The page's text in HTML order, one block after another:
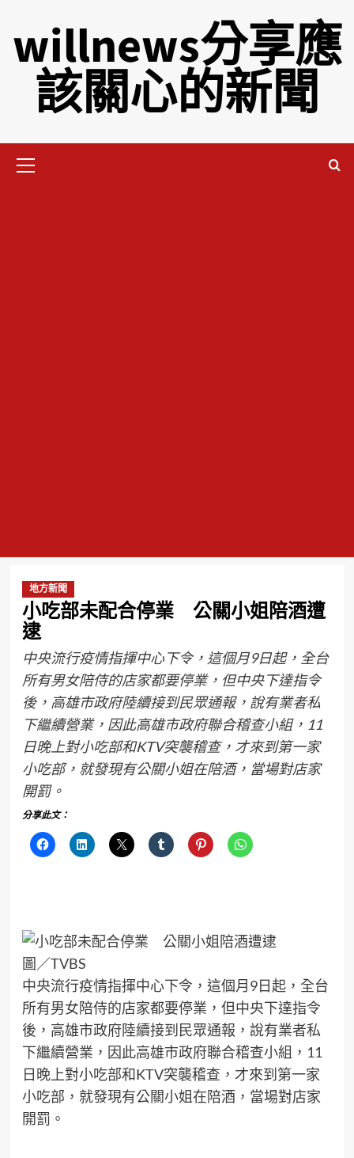
willnews分享應
該關心的新聞
地方新聞
小吃部未配合停業 公關小姐陪酒遭
逮
中央流行疫情指揮中心下令，這個月9日起，全台
所有男女陪侍的店家都要停業，但中央下達指令
後，高雄市政府陸續接到民眾通報，說有業者私
下繼續營業，因此高雄市政府聯合稽查小組，11
日晚上對小吃部和KTV突襲稽查，才來到第一家
小吃部，就發現有公關小姐在陪酒，當場對店家
開罰。
分享此文：
圖／TVBS
中央流行疫情指揮中心下令，這個月9日起，全台
所有男女陪侍的店家都要停業，但中央下達指令
後，高雄市政府陸續接到民眾通報，說有業者私
下繼續營業，因此高雄市政府聯合稽查小組，11
日晚上對小吃部和KTV突襲稽查，才來到第一家
小吃部，就發現有公關小姐在陪酒，當場對店家
開罰。